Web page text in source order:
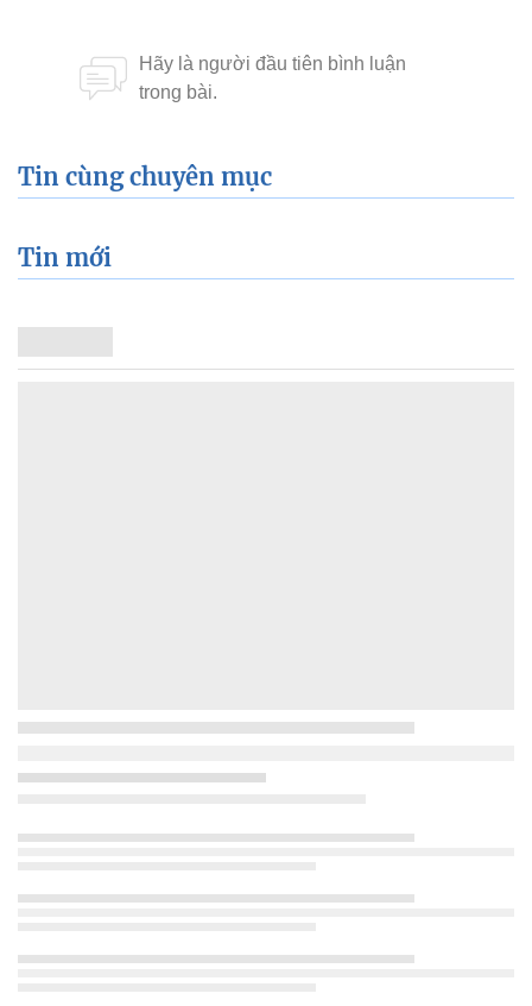
Tin cùng chuyên mục
Tin mới